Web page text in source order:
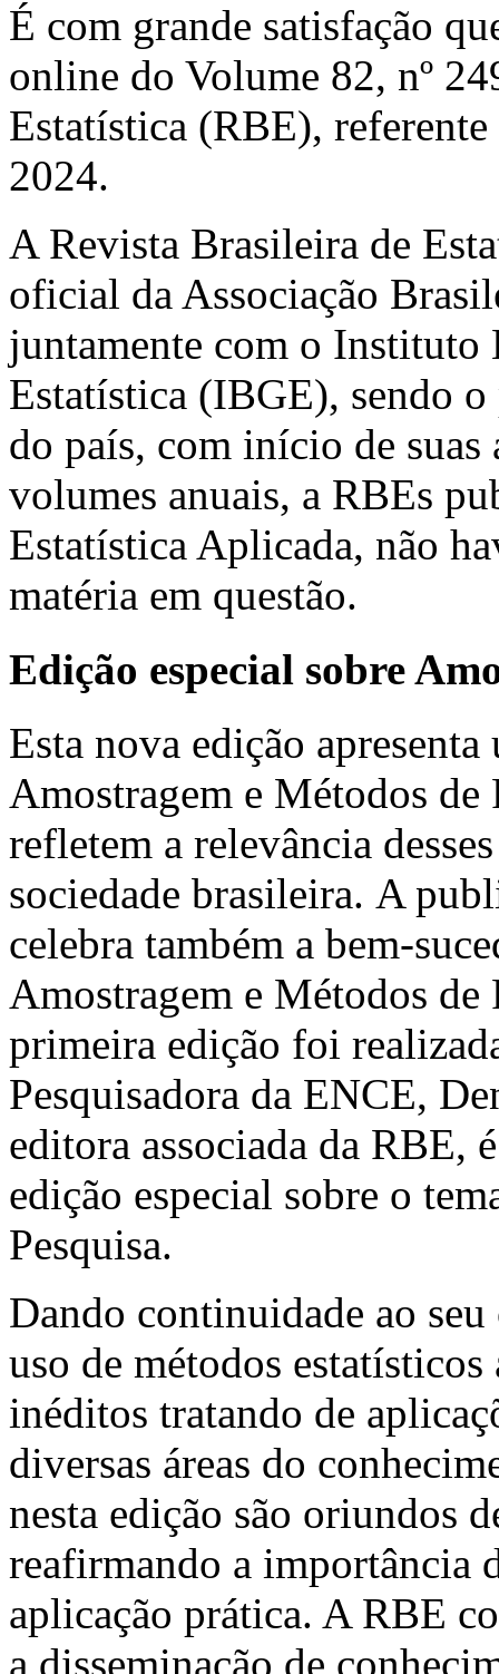
É com grande satisfação
online do Volume 82, nº
Estatística (RBE),
2024.
A Revista Brasileira de
oficial da Associação
juntamente com o Instituto
Estatística (IBGE), sendo
do país, com início de
volumes anuais, a RBEs
Estatística Aplicada, não
matéria em questão.
Edição especial sobre
Esta nova edição
Amostragem e Métodos de
refletem a relevância
sociedade brasileira. A
celebra também a bem-
Amostragem e Métodos
primeira edição foi
Pesquisadora da ENCE,
editora associada da RBE,
edição especial sobre o
Pesquisa.
Dando continuidade ao
uso de métodos
inéditos tratando de
diversas áreas do
nesta edição são oriundos
reafirmando a importância
aplicação prática. A RBE
a disseminação de